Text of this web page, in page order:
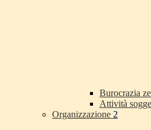
Burocrazia
Attività
Organizzazione 2